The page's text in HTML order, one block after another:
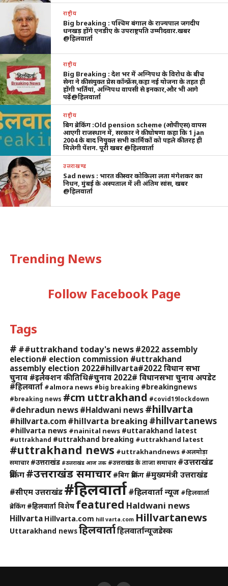
राष्ट्रीय
Big breaking : पश्चिम बंगाल के राज्यपाल जगदीप
धनखड़ होंगे एनडीए के उपराष्ट्रपति उम्मीदवार.खबर
@हिलवार्ता
राष्ट्रीय
Big Breaking : देश भर में अग्निपथ के विरोध के बीच
सेना ने की संयुक्त प्रेस कॉन्फ्रेंस,कहा नई योजना के तहत ही
होंगी भर्तियां, अग्निपथ वापसी से इनकार,और भी आगे
पढ़ें@हिलवार्ता
राष्ट्रीय
बिग ब्रेकिंग :Old pension scheme (ओपीएस) वापस
आएगी राजस्थान में, सरकार ने की घोषणा कहा कि 1 jan
2004 के बाद नियुक्त सभी कार्मिकों को पहले की तरह ही
मिलेगी पेंशन. पूरी खबर @हिलवार्ता
उत्तराखण्ड
Sad news : भारत की स्वर कोकिला लता मंगेशकर का
निधन, मुंबई के अस्पताल में ली अंतिम सांस, खबर
@हिलवार्ता
Trending News
Follow Facebook Page
Tags
# ##uttrakhand today's news #2022 assembly
election# election commission #uttrakhand
assembly election 2022#hillvarta#2022 विधान सभा
चुनाव #इलेक्शन की तिथि#चुनाव 2022# विधानसभा चुनाव अपडेट
#हिलवार्ता #almora news #big breaking #breakingnews
#breaking news #cm uttrakhand #covid19lockdown
#dehradun news #Haldwani news #hillvarta
#hillvarta.com #hillvarta breaking #hillvartanews
#hillvarta news #nainital news #uttarakhand latest
#uttrakhand #uttrakhand breaking #uttrakhand latest
#uttrakhand news #uttrakhandnews #अलमोड़ा
समाचार #उत्तराखंड #उत्तराखंड आज तक #उत्तराखंड के ताजा समाचार #उत्तराखंड
ब्रेकिंग#उत्तराखंड समाचार #बिग ब्रेकिंग #मुख्यमंत्री उत्तराखंड
#सीएम उत्तराखंड #हिलवार्ता#हिलवार्ता न्यूज #हिलवार्ता
ब्रेकिंग #हिलवार्ता विशेष featured Haldwani news
Hillvarta Hillvarta.com hill varta.com Hillvartanews
Uttarakhand newsहिलवार्ताहिलवार्तान्यूजडेस्क